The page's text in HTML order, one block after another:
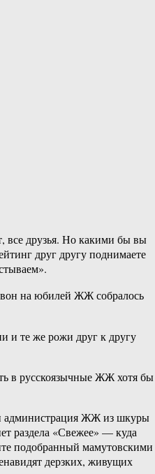
все друзья. Но какими бы вы
друг другу поднимаете
вон на юбилей ЖЖ собралось
и те же рожи друг к другу
в русскоязычные ЖЖ хотя бы
администрация ЖЖ из шкуры
раздела «Свежее» — куда
подобранный мамутовскими
дерзких, живущих